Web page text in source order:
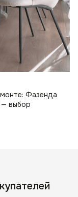
Фазенда
выбор